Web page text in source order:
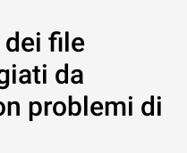
file
da
problemi di